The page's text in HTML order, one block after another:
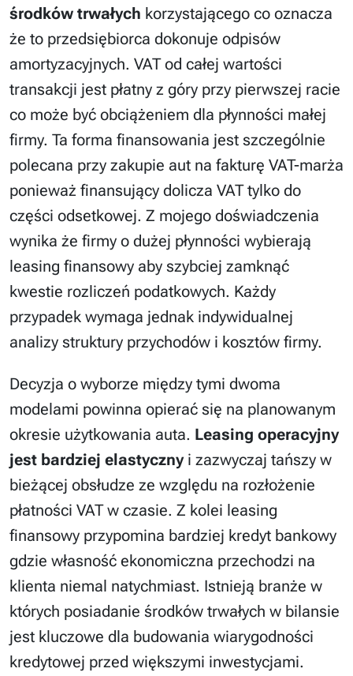
środków trwałych korzystającego co oznacza
że to przedsiębiorca dokonuje odpisów
amortyzacyjnych. VAT od całej wartości
transakcji jest płatny z góry przy pierwszej racie
co może być obciążeniem dla płynności małej
firmy. Ta forma finansowania jest szczególnie
polecana przy zakupie aut na fakturę VAT-marża
ponieważ finansujący dolicza VAT tylko do
części odsetkowej. Z mojego doświadczenia
wynika że firmy o dużej płynności wybierają
leasing finansowy aby szybciej zamknąć
kwestie rozliczeń podatkowych. Każdy
przypadek wymaga jednak indywidualnej
analizy struktury przychodów i kosztów firmy.
Decyzja o wyborze między tymi dwoma
modelami powinna opierać się na planowanym
okresie użytkowania auta. Leasing operacyjny
jest bardziej elastyczny i zazwyczaj tańszy w
bieżącej obsłudze ze względu na rozłożenie
płatności VAT w czasie. Z kolei leasing
finansowy przypomina bardziej kredyt bankowy
gdzie własność ekonomiczna przechodzi na
klienta niemal natychmiast. Istnieją branże w
których posiadanie środków trwałych w bilansie
jest kluczowe dla budowania wiarygodności
kredytowej przed większymi inwestycjami.